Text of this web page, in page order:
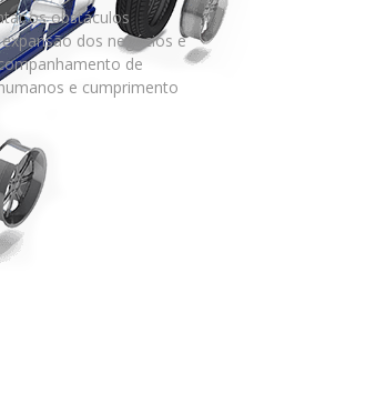
os obstáculos
dos negócios e
de
e cumprimento